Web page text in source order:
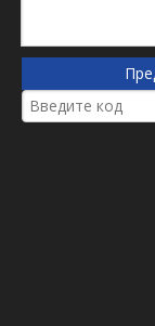
● Простая в
● Сильный
●
● Высокая